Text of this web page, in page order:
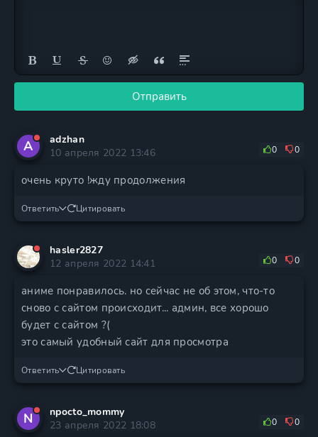
Отправить
A
adzhan
10 апреля 2022 13:46
0 0
очень круто !жду продолжения
Ответить Цитировать
hasler2827
12 апреля 2022 14:41
0 0
аниме понравилось. но сейчас не об этом, что-то
сново с сайтом происходит... админ, все хорошо
будет с сайтом ?(
это самый удобный сайт для просмотра
Ответить Цитировать
N
npocto_mommy
23 апреля 2022 18:08
0 0